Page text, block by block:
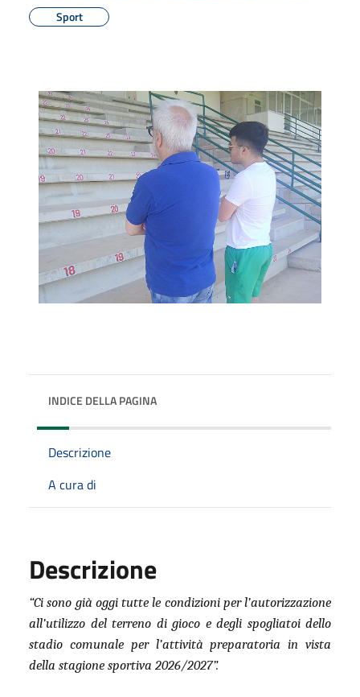
Sport
INDICE DELLA PAGINA
Descrizione
A cura di
Descrizione
“Ci sono già oggi tutte le condizioni per l’autorizzazione
all’utilizzo del terreno di gioco e degli spogliatoi dello
stadio comunale per l’attività preparatoria in vista
della stagione sportiva 2026/2027”.